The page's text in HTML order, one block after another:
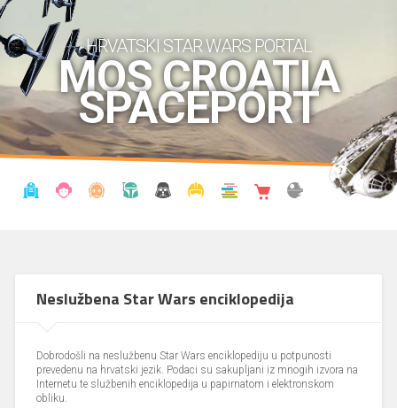
HRVATSKI STAR WARS PORTAL
MOS CROATIA
SPACEPORT
Neslužbena Star Wars enciklopedija
Dobrodošli na neslužbenu Star Wars enciklopediju u potpunosti
prevedenu na hrvatski jezik. Podaci su sakupljani iz mnogih izvora na
Internetu te službenih enciklopedija u papirnatom i elektronskom
obliku.